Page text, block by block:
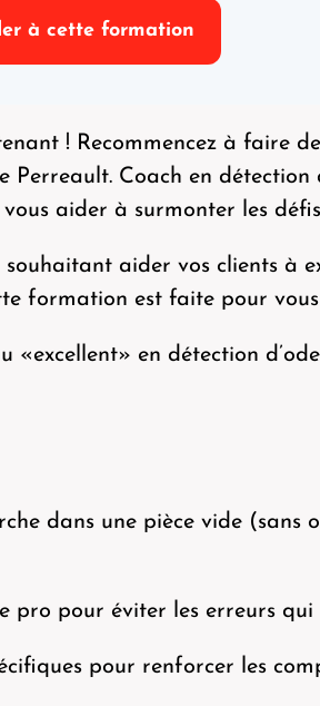
à cette formation
! Recommencez à faire
Coach en détection
aider à surmonter les
aider vos clients à
formation est faite pour
en détection
dans une pièce vide
pro pour éviter les erreurs
pour renforcer les